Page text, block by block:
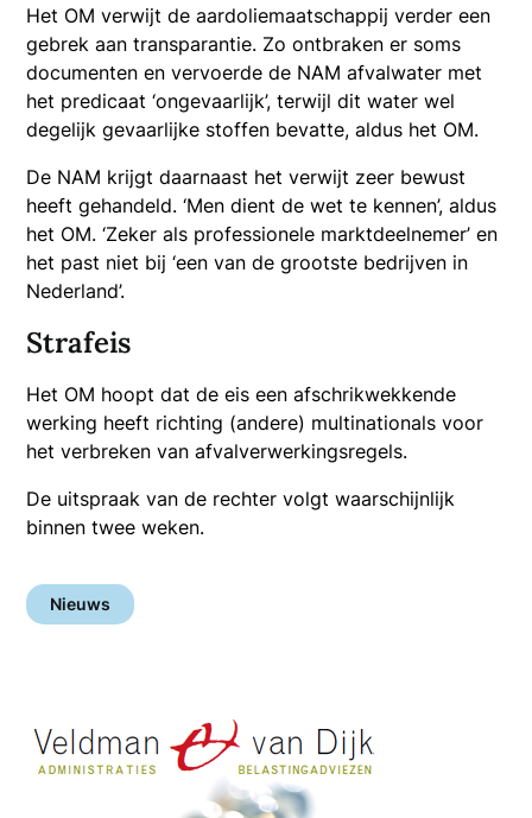
Het OM verwijt de aardoliemaatschappij verder een
gebrek aan transparantie. Zo ontbraken er soms
documenten en vervoerde de NAM afvalwater met
het predicaat ‘ongevaarlijk’, terwijl dit water wel
degelijk gevaarlijke stoffen bevatte, aldus het OM.
De NAM krijgt daarnaast het verwijt zeer bewust
heeft gehandeld. ‘Men dient de wet te kennen’, aldus
het OM. ‘Zeker als professionele marktdeelnemer’ en
het past niet bij ‘een van de grootste bedrijven in
Nederland’.
Strafeis
Het OM hoopt dat de eis een afschrikwekkende
werking heeft richting (andere) multinationals voor
het verbreken van afvalverwerkingsregels.
De uitspraak van de rechter volgt waarschijnlijk
binnen twee weken.
Nieuws